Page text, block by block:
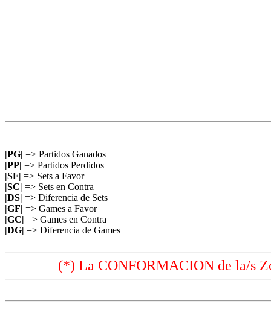
|PG| => Partidos Ganados
|PP| => Partidos Perdidos
|SF| => Sets a Favor
|SC| => Sets en Contra
|DS| => Diferencia de Sets
|GF| => Games a Favor
|GC| => Games en Contra
|DG| => Diferencia de Games
(*) La CONFORMACION de la/s